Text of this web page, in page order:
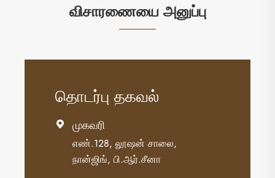
விசாரணையை அனுப்பு
தொடர்பு தகவல்
 முகவரி
எண்.128, லூஷன் சாலை,
நான்ஜிங், பி.ஆர்.சீனா